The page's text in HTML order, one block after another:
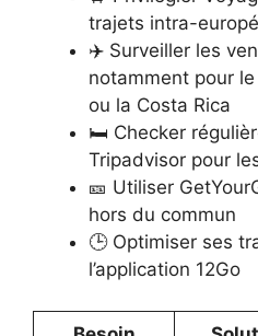
trajets intra-
✈️ Surveiller les
notamment pour
ou la Costa Rica
🛏 Checker
Tripadvisor pour
🎫 Utiliser
hors du commun
🕒 Optimiser ses
l’application 12Go